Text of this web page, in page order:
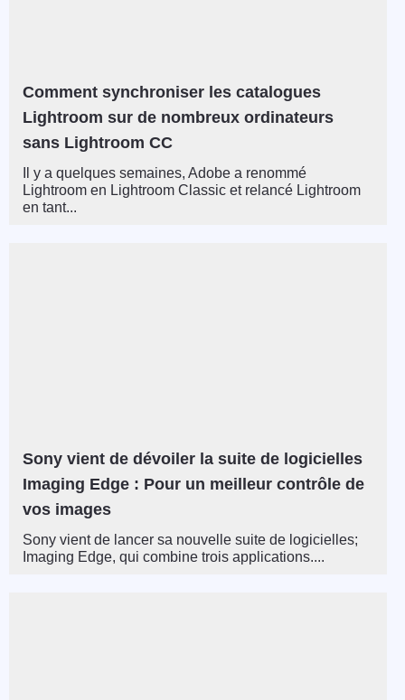
Comment synchroniser les catalogues
Lightroom sur de nombreux ordinateurs
sans Lightroom CC
Il y a quelques semaines, Adobe a renommé
Lightroom en Lightroom Classic et relancé Lightroom
en tant...
Sony vient de dévoiler la suite de logicielles
Imaging Edge : Pour un meilleur contrôle de
vos images
Sony vient de lancer sa nouvelle suite de logicielles;
Imaging Edge, qui combine trois applications....